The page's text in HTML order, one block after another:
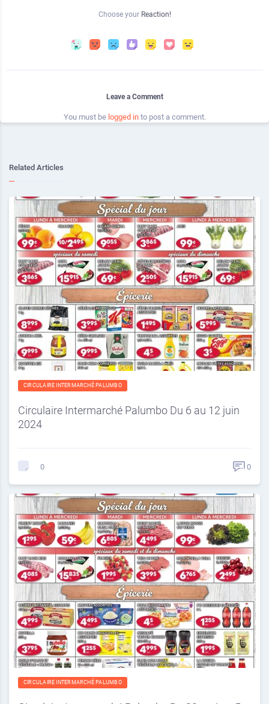
Choose your Reaction!
Leave a Comment
You must be logged into post a comment.
Related Articles
CIRCULAIRE INTERMARCHÉ PALUMBO
Circulaire Intermarché Palumbo Du 6 au 12 juin
2024
0 0
CIRCULAIRE INTERMARCHÉ PALUMBO